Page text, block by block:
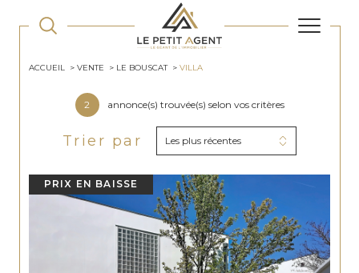
ACCUEIL VENTE LE BOUSCAT VILLA
2 annonce(s) trouvée(s) selon vos critères
Trier par Les plus récentes
PRIX EN BAISSE